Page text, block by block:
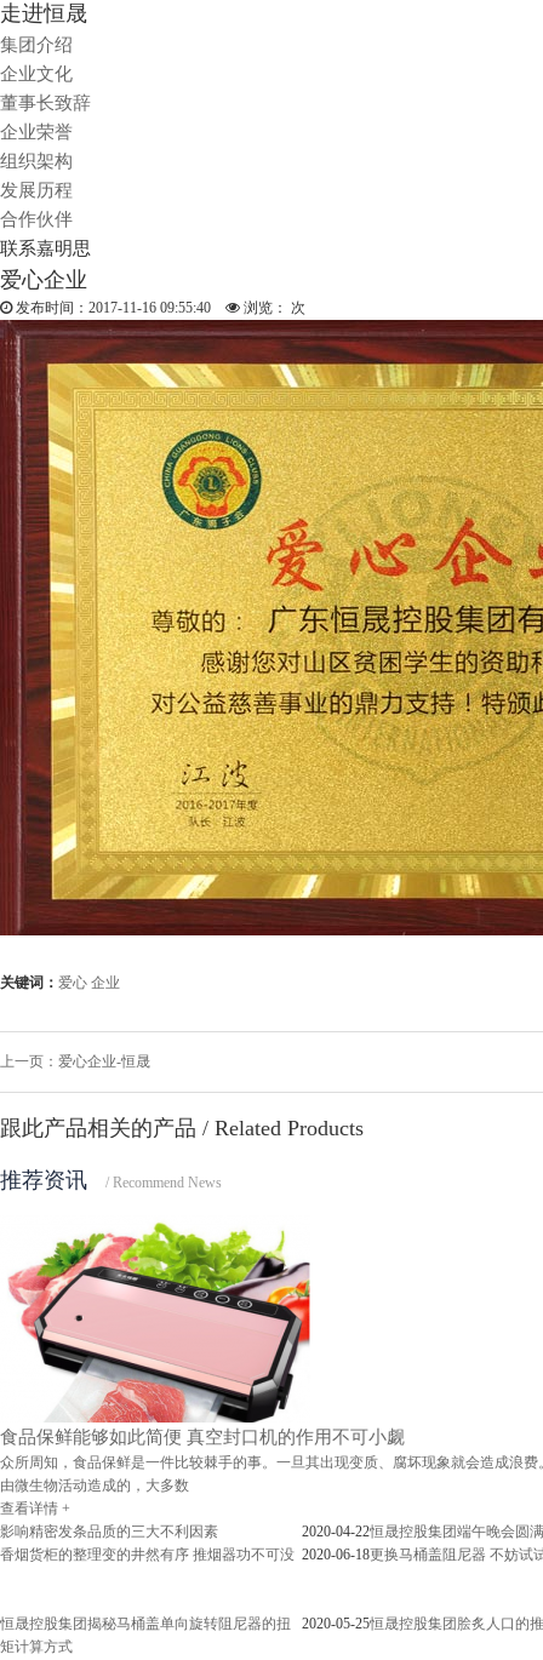
走进恒晟
集团介绍
企业文化
董事长致辞
企业荣誉
组织架构
发展历程
合作伙伴
联系嘉明思
爱心企业
发布时间：2017-11-16 09:55:40 浏览： 次
关键词： 爱心 企业
上一页： 爱心企业-恒晟
跟此产品相关的产品 / Related Products
推荐资讯 / Recommend News
食品保鲜能够如此简便 真空封口机的作用不可小觑
众所周知，食品保鲜是一件比较棘手的事。一旦其出现变质、腐坏现象就会造成浪
由微生物活动造成的，大多数
查看详情 +
2020-04-22
影响精密发条品质的三大不利因素
恒晟控股集团端午晚会圆
2020-06-18
香烟货柜的整理变的井然有序 推烟器功不可没 更换马桶盖阻尼器 不妨试
2020-05-25
恒晟控股集团揭秘马桶盖单向旋转阻尼器的扭
矩计算方式
恒晟控股集团脍炙人口的